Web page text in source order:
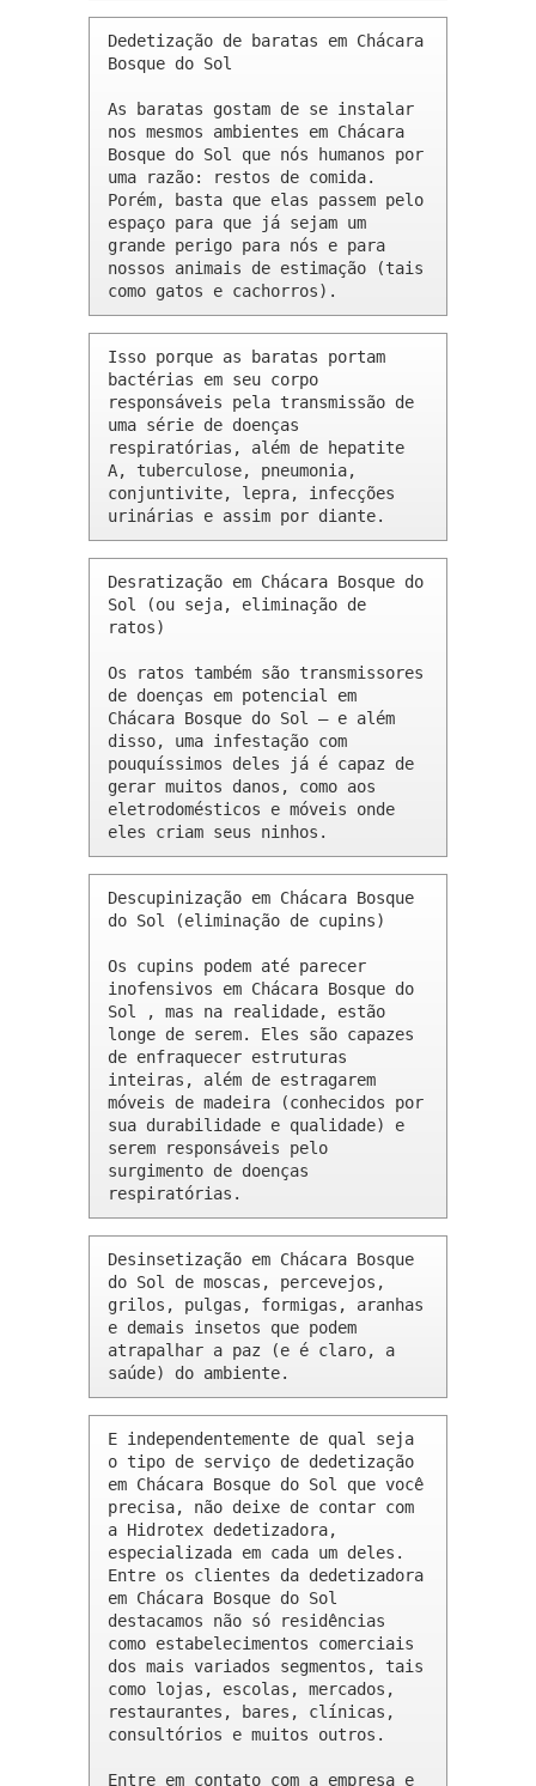
Dedetização de baratas em Chácara
Bosque do Sol
As baratas gostam de se instalar
nos mesmos ambientes em Chácara
Bosque do Sol que nós humanos por
uma razão: restos de comida.
Porém, basta que elas passem pelo
espaço para que já sejam um
grande perigo para nós e para
nossos animais de estimação (tais
como gatos e cachorros).
Isso porque as baratas portam
bactérias em seu corpo
responsáveis pela transmissão de
uma série de doenças
respiratórias, além de hepatite
A, tuberculose, pneumonia,
conjuntivite, lepra, infecções
urinárias e assim por diante.
Desratização em Chácara Bosque do
Sol (ou seja, eliminação de
ratos)
Os ratos também são transmissores
de doenças em potencial em
Chácara Bosque do Sol – e além
disso, uma infestação com
pouquíssimos deles já é capaz de
gerar muitos danos, como aos
eletrodomésticos e móveis onde
eles criam seus ninhos.
Descupinização em Chácara Bosque
do Sol (eliminação de cupins)
Os cupins podem até parecer
inofensivos em Chácara Bosque do
Sol , mas na realidade, estão
longe de serem. Eles são capazes
de enfraquecer estruturas
inteiras, além de estragarem
móveis de madeira (conhecidos por
sua durabilidade e qualidade) e
serem responsáveis pelo
surgimento de doenças
respiratórias.
Desinsetização em Chácara Bosque
do Sol de moscas, percevejos,
grilos, pulgas, formigas, aranhas
e demais insetos que podem
atrapalhar a paz (e é claro, a
saúde) do ambiente.
E independentemente de qual seja
o tipo de serviço de dedetização
em Chácara Bosque do Sol que você
precisa, não deixe de contar com
a Hidrotex dedetizadora,
especializada em cada um deles.
Entre os clientes da dedetizadora
em Chácara Bosque do Sol
destacamos não só residências
como estabelecimentos comerciais
dos mais variados segmentos, tais
como lojas, escolas, mercados,
restaurantes, bares, clínicas,
consultórios e muitos outros.
Entre em contato com a empresa e